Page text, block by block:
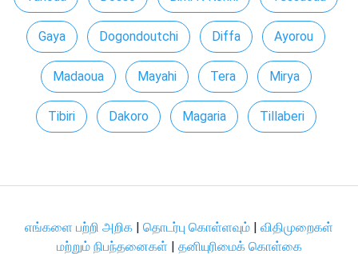
Gaya Dogondoutchi Diffa Ayorou
Madaoua Mayahi Tera Mirya
Tibiri Dakoro Magaria Tillaberi
எங்களை பற்றி அறிக தொடர்பு கொள்ளவும்
விதிமுறைகள்
மற்றும் நிபந்தனைகள்
தனியுரிமைக் கொள்கை